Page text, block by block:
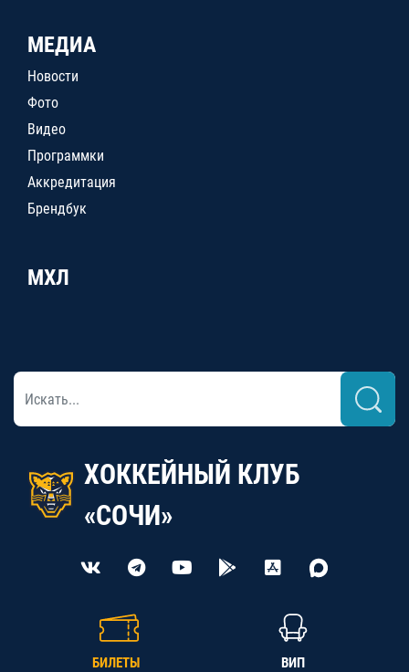
МЕДИА
Новости
Фото
Видео
Программки
Аккредитация
Брендбук
МХЛ
ХОККЕЙНЫЙ КЛУБ
«СОЧИ»
БИЛЕТЫ ВИП